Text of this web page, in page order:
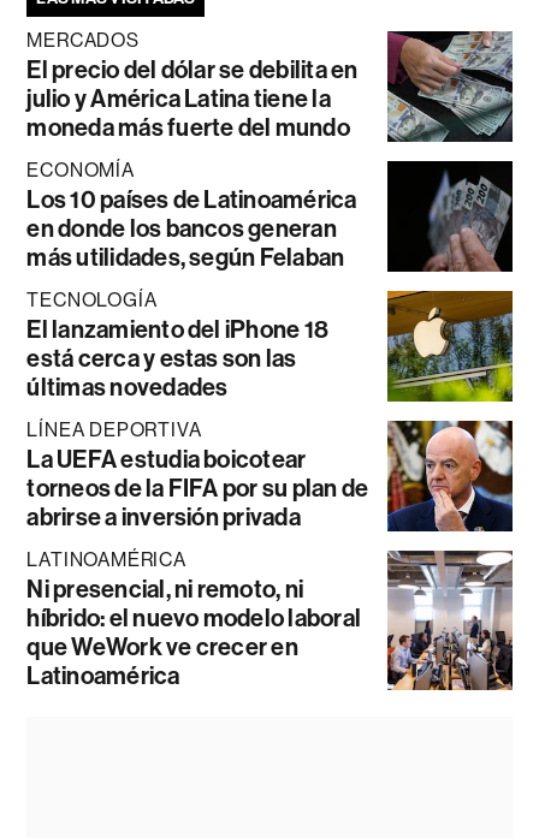
MERCADOS
El precio del dólar se debilita en
julio y América Latina tiene la
moneda más fuerte del mundo
ECONOMÍA
Los 10 países de Latinoamérica
en donde los bancos generan
más utilidades, según Felaban
TECNOLOGÍA
El lanzamiento del iPhone 18
está cerca y estas son las
últimas novedades
LÍNEA DEPORTIVA
La UEFA estudia boicotear
torneos de la FIFA por su plan de
abrirse a inversión privada
LATINOAMÉRICA
Ni presencial, ni remoto, ni
híbrido: el nuevo modelo laboral
que WeWork ve crecer en
Latinoamérica